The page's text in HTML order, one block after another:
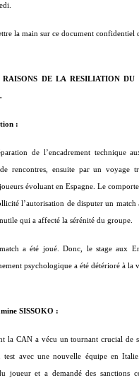
la main sur ce document confidentiel
RAISONS DE LA RESILIATION
:
de l’encadrement technique
rencontres, ensuite par un voyage
évoluant en Espagne. Le
l’autorisation de disputer un match
qui a affecté la sérénité du groupe.
a été joué. Donc, le stage aux
psychologique a été détérioré à la
SISSOKO :
la CAN a vécu un tournant crucial de
test avec une nouvelle équipe en
joueur et a demandé des sanctions